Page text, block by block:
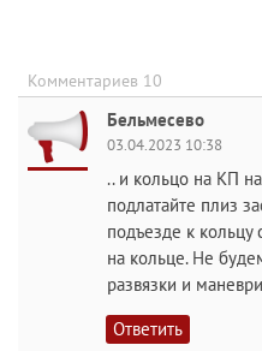
Комментариев 10
Бельмесево
03.04.2023 10:38
.. и кольцо на КП
подлатайте плиз
подъезде к
на кольце. Не
развязки и
Ответить